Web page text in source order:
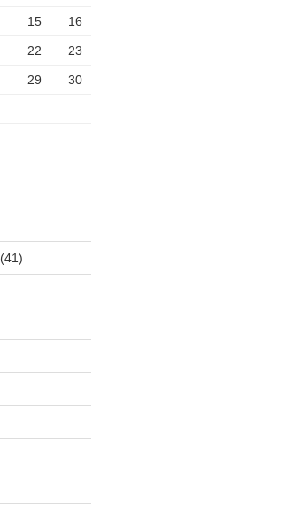
15 16
22 23
29 30
(41)